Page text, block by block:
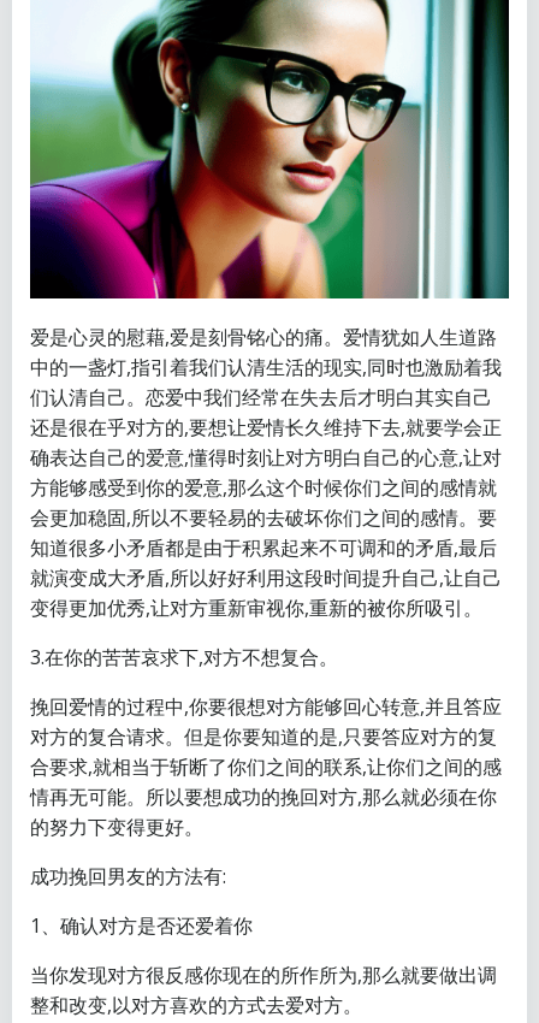
爱是心灵的慰藉,爱是刻骨铭心的痛。爱情犹如人生道路
中的一盏灯,指引着我们认清生活的现实,同时也激励着我
们认清自己。恋爱中我们经常在失去后才明白其实自己
还是很在乎对方的,要想让爱情长久维持下去,就要学会正
确表达自己的爱意,懂得时刻让对方明白自己的心意,让对
方能够感受到你的爱意,那么这个时候你们之间的感情就
会更加稳固,所以不要轻易的去破坏你们之间的感情。要
知道很多小矛盾都是由于积累起来不可调和的矛盾,最后
就演变成大矛盾,所以好好利用这段时间提升自己,让自己
变得更加优秀,让对方重新审视你,重新的被你所吸引。
3.在你的苦苦哀求下,对方不想复合。
挽回爱情的过程中,你要很想对方能够回心转意,并且答应
对方的复合请求。但是你要知道的是,只要答应对方的复
合要求,就相当于斩断了你们之间的联系,让你们之间的感
情再无可能。所以要想成功的挽回对方,那么就必须在你
的努力下变得更好。
成功挽回男友的方法有:
1、确认对方是否还爱着你
当你发现对方很反感你现在的所作所为,那么就要做出调
整和改变,以对方喜欢的方式去爱对方。